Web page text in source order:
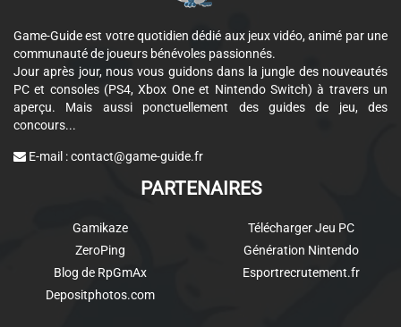
Game-Guide est votre quotidien dédié aux jeux vidéo, animé par une
communauté de joueurs bénévoles passionnés.
Jour après jour, nous vous guidons dans la jungle des nouveautés
PC et consoles (PS4, Xbox One et Nintendo Switch) à travers un
aperçu. Mais aussi ponctuellement des guides de jeu, des
concours...
E-mail :contact@game-guide.fr
PARTENAIRES
Gamikaze
ZeroPing
Blog de RpGmAx
Depositphotos.com
Télécharger Jeu PC
Génération Nintendo
Esportrecrutement.fr